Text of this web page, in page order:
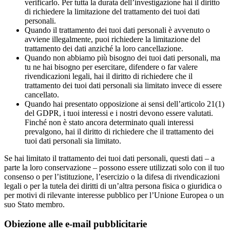
verificarlo. Per tutta la durata dell’investigazione hai il diritto
di richiedere la limitazione del trattamento dei tuoi dati
personali.
Quando il trattamento dei tuoi dati personali è avvenuto o
avviene illegalmente, puoi richiedere la limitazione del
trattamento dei dati anziché la loro cancellazione.
Quando non abbiamo più bisogno dei tuoi dati personali, ma
tu ne hai bisogno per esercitare, difendere o far valere
rivendicazioni legali, hai il diritto di richiedere che il
trattamento dei tuoi dati personali sia limitato invece di essere
cancellato.
Quando hai presentato opposizione ai sensi dell’articolo 21(1)
del GDPR, i tuoi interessi e i nostri devono essere valutati.
Finché non è stato ancora determinato quali interessi
prevalgono, hai il diritto di richiedere che il trattamento dei
tuoi dati personali sia limitato.
Se hai limitato il trattamento dei tuoi dati personali, questi dati – a
parte la loro conservazione – possono essere utilizzati solo con il tuo
consenso o per l’istituzione, l’esercizio o la difesa di rivendicazioni
legali o per la tutela dei diritti di un’altra persona fisica o giuridica o
per motivi di rilevante interesse pubblico per l’Unione Europea o un
suo Stato membro.
Obiezione alle e-mail pubblicitarie